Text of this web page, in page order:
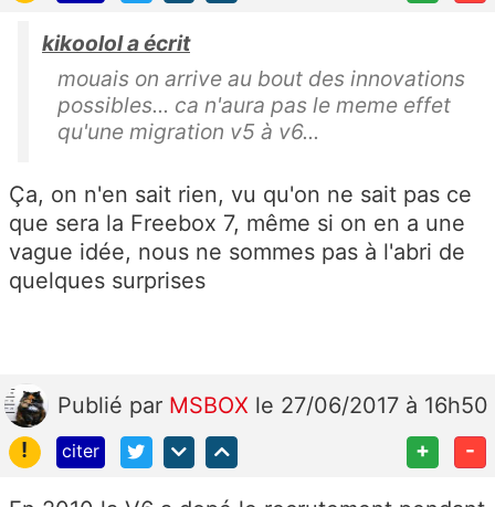
kikoolol a écrit
mouais on arrive au bout des innovations
possibles... ca n'aura pas le meme effet
qu'une migration v5 à v6...
Ça, on n'en sait rien, vu qu'on ne sait pas ce
que sera la Freebox 7, même si on en a une
vague idée, nous ne sommes pas à l'abri de
quelques surprises
Publié par MSBOX le 27/06/2017 à 16h50
!
citer + -